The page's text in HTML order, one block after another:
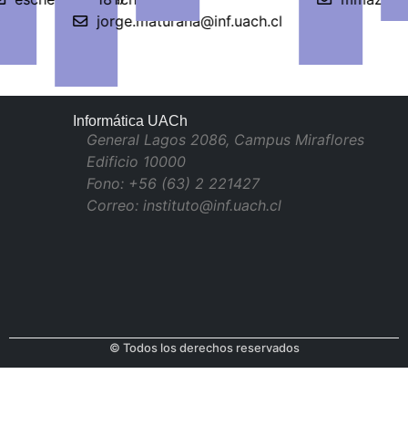
jorge.maturana@inf.uach.cl
Informática UACh
General Lagos 2086, Campus Miraflores
Edificio 10000
Fono: +56 (63) 2 221427
Correo: instituto@inf.uach.cl
© Todos los derechos reservados